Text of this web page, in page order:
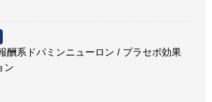
酬系ドパミンニューロン / プラセボ効果
ン